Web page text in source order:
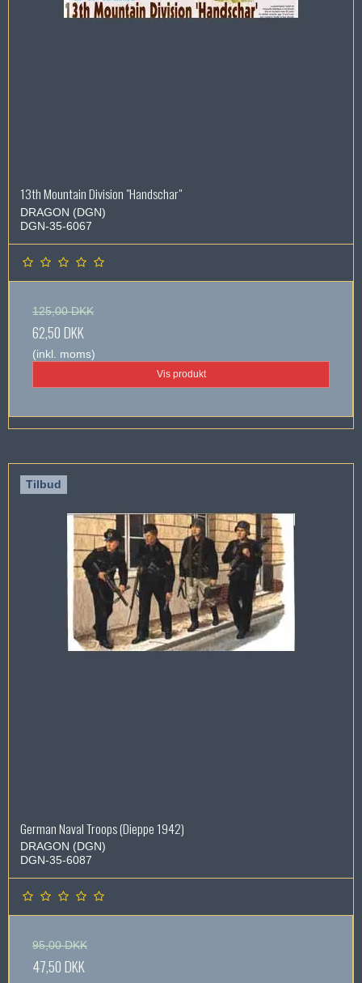
13th Mountain Division "Handschar"
DRAGON (DGN)
DGN-35-6067
125,00 DKK
62,50 DKK
(inkl. moms)
Vis produkt
Tilbud
German Naval Troops (Dieppe 1942)
DRAGON (DGN)
DGN-35-6087
95,00 DKK
47,50 DKK